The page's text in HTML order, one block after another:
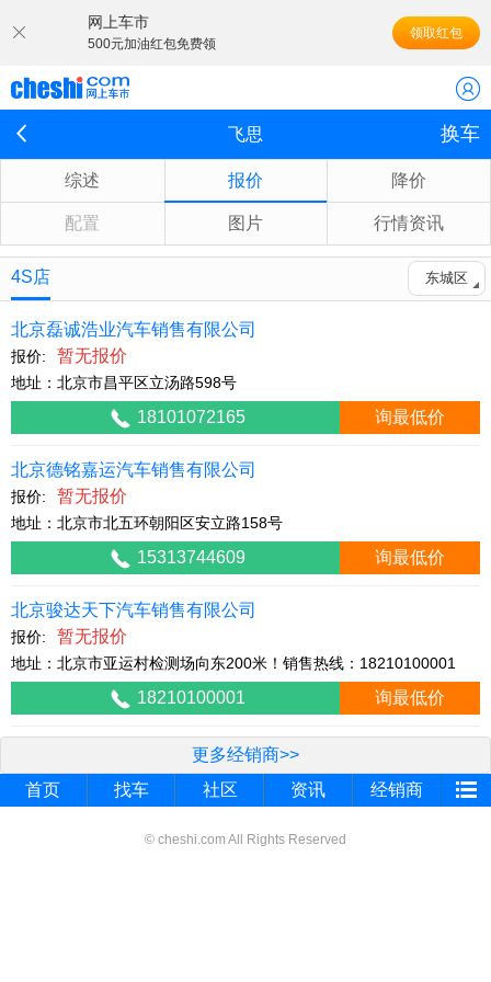
网上车市
500元加油红包免费领
领取红包
飞思 换车
综述 报价 降价
配置 图片 行情资讯
4S店 东城区
北京磊诚浩业汽车销售有限公司
报价: 暂无报价
地址：北京市昌平区立汤路598号
18101072165 询最低价
北京德铭嘉运汽车销售有限公司
报价: 暂无报价
地址：北京市北五环朝阳区安立路158号
15313744609 询最低价
北京骏达天下汽车销售有限公司
报价: 暂无报价
地址：北京市亚运村检测场向东200米！销售热线：18210100001
18210100001 询最低价
更多经销商>>
首页
找车 社区 资讯 经销商
© cheshi.com All Rights Reserved